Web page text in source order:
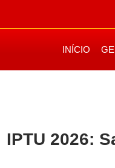
INÍCIO
IPTU 2026: